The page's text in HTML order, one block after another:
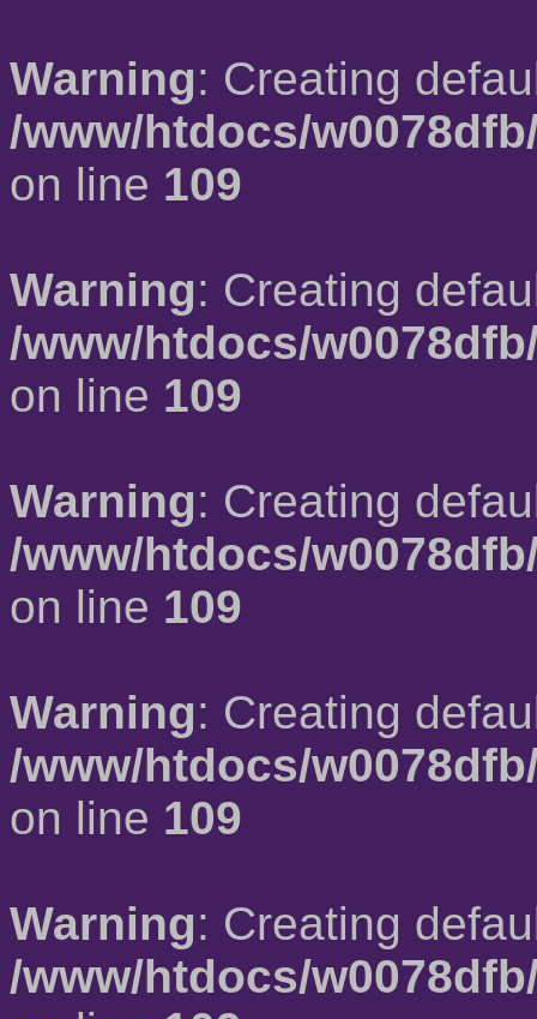
Warning: Creating
/www/htdocs/
on line 109
Warning: Creating
/www/htdocs/
on line 109
Warning: Creating
/www/htdocs/
on line 109
Warning: Creating
/www/htdocs/
on line 109
Warning: Creating
/www/htdocs/